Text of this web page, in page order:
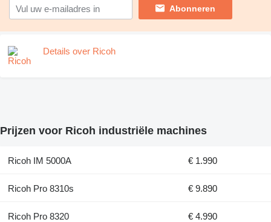
Abonneren
Details over Ricoh
Prijzen voor Ricoh industriële machines
Ricoh IM 5000A € 1.990
Ricoh Pro 8310s € 9.890
Ricoh Pro 8320 € 4.990